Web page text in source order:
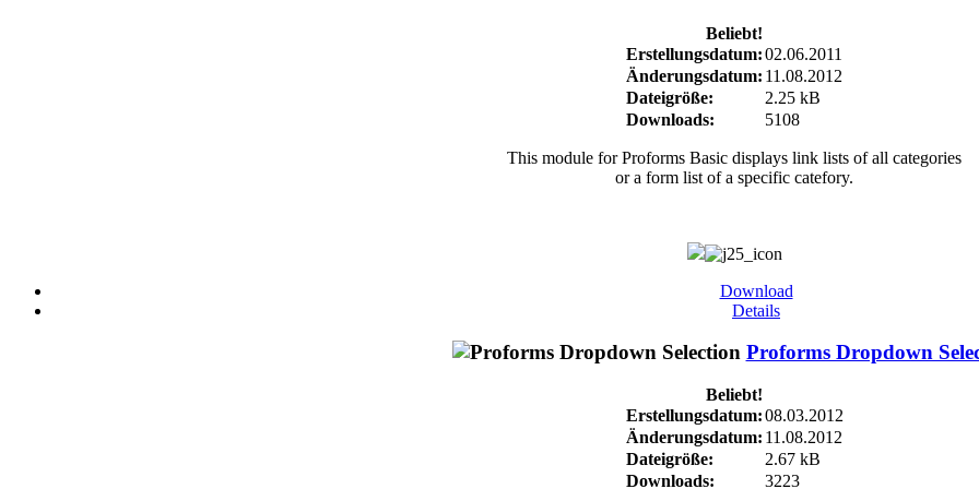
Beliebt!
Erstellungsdatum:02.06.2011
Änderungsdatum: 11.08.2012
Dateigröße:
2.25 kB
Downloads:
5108
This module for Proforms Basic displays link lists of all categories
or a form list of a specific catefory.
Download
Details
Proforms Dropdown
Beliebt!
Erstellungsdatum:08.03.2012
Änderungsdatum: 11.08.2012
Dateigröße:
2.67 kB
Downloads:
3223